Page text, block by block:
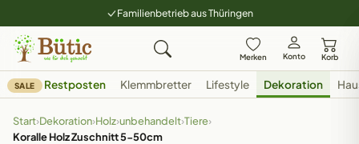
Familienbetrieb aus Thüringen
Merken Konto Korb
SALE Restposten Klemmbretter Lifestyle Dekoration
Start›Dekoration›Holz›unbehandelt›Tiere›
Koralle Holz Zuschnitt 5-50cm